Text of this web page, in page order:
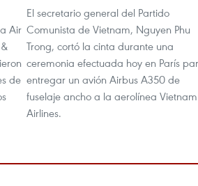
Air
de
El secretario general del Partido
Comunista de Vietnam, Nguyen Phu
Trong, cortó la cinta durante una
ceremonia efectuada hoy en París
entregar un avión Airbus A350 de
fuselaje ancho a la aerolínea Vietnam
Airlines.